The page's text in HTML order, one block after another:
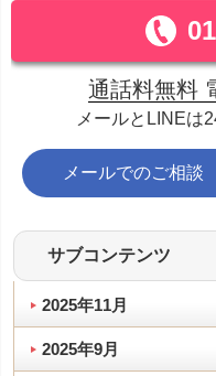
通話料無料
メールとLINEは
メールでのご相談
サブコンテンツ
2025年11月
2025年9月